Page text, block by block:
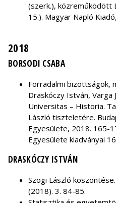
(szerk.), közreműködött
15.). Magyar Napló
2018
BORSODI CSABA
Forradalmi bizottságok,
Draskóczy István, Varga
Universitas – Historia.
László tiszteletére.
Egyesülete, 2018. 165-
Egyesülete kiadványai
DRASKÓCZY ISTVÁN
Szögi László
(2018). 3. 84-85.